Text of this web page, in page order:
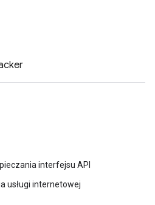
interfejsu API
usługi internetowej